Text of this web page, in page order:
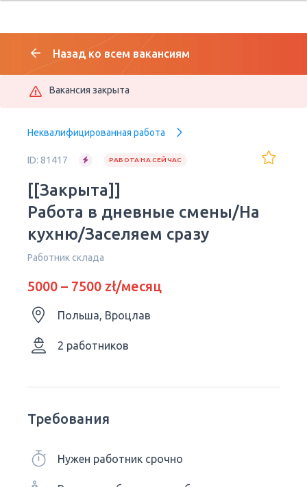
Назад ко всем вакансиям
Вакансия закрыта
Неквалифицированная работа
ID: 81417 РАБОТА НА СЕЙЧАС
[[Закрыта]]
Работа в дневные смены/На
кухню/Заселяем сразу
Работник склада
5000 – 7500 zł/месяц
Польша, Вроцлав
2 работников
Требования
Нужен работник срочно